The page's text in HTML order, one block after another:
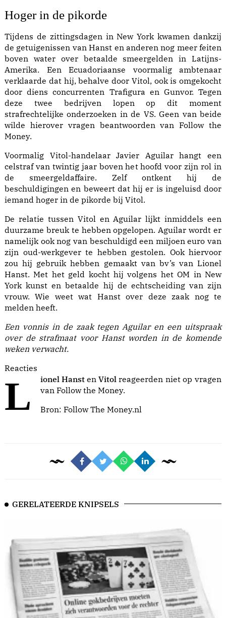
Hoger in de pikorde
Tijdens de zittingsdagen in New York kwamen dankzij
de getuigenissen van Hanst en anderen nog meer feiten
boven water over betaalde smeergelden in Latijns-
Amerika. Een Ecuadoriaanse voormalig ambtenaar
verklaarde dat hij, behalve door Vitol, ook is omgekocht
door diens concurrenten Trafigura en Gunvor. Tegen
deze twee bedrijven lopen op dit moment
strafrechtelijke onderzoeken in de VS. Geen van beide
wilde hierover vragen beantwoorden van Follow the
Money.
Voormalig Vitol-handelaar Javier Aguilar hangt een
celstraf van twintig jaar boven het hoofd voor zijn rol in
de smeergeldaffaire. Zelf ontkent hij de
beschuldigingen en beweert dat hij er is ingeluisd door
iemand hoger in de pikorde bij Vitol.
De relatie tussen Vitol en Aguilar lijkt inmiddels een
duurzame breuk te hebben opgelopen. Aguilar wordt er
namelijk ook nog van beschuldigd een miljoen euro van
zijn oud-werkgever te hebben gestolen. Ook hiervoor
zou hij gebruik hebben gemaakt van bv’s van Lionel
Hanst. Met het geld kocht hij volgens het OM in New
York kunst en betaalde hij de echtscheiding van zijn
vrouw. Wie weet wat Hanst over deze zaak nog te
melden heeft.
Een vonnis in de zaak tegen Aguilar en een uitspraak
over de strafmaat voor Hanst worden in de komende
weken verwacht.
Reacties
Lionel Hanst en Vitol reageerden niet op vragen
van Follow the Money.
Bron: Follow The Money.nl
GERELATEERDE KNIPSELS